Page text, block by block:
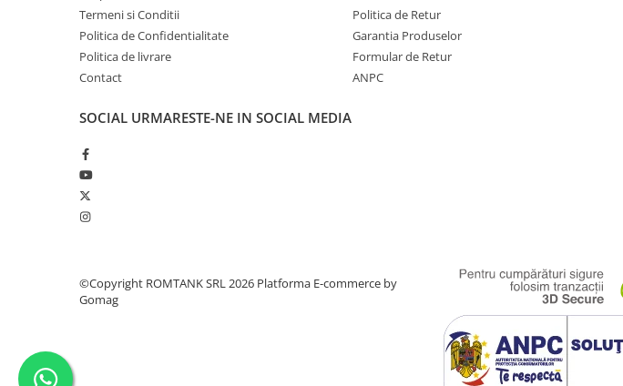
Termeni si Conditii
Politica de Confidentialitate
Politica de livrare
Contact
Politica de Retur
Garantia Produselor
Formular de Retur
ANPC
SOCIAL URMARESTE-NE IN SOCIAL MEDIA
©Copyright ROMTANK SRL 2026 Platforma E-commerce by
Gomag